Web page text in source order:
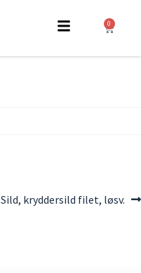
0
Sild, kryddersild filet, løsv.